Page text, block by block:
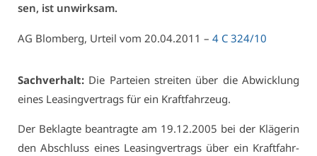
sen, ist un­wirk­sam.
AG Blom­berg, Ur­teil vom 20.04.2011 – 4 C 324/10
Sach­ver­halt: Die Par­tei­en strei­ten über die Ab­wick­lung
ei­nes Lea­sing­ver­trags für ein Kraft­fahr­zeug.
Der Be­klag­te be­an­trag­te am 19.12.2005 bei der Klä­ge­rin
den Ab­schluss ei­nes Lea­sing­ver­trags über ein Kraft­fahr­